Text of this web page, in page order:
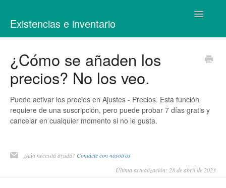
Existencias e inventario
Alternar
¿Cómo se añaden los
precios? No los veo.
Puede activar los precios en Ajustes - Precios. Esta función
requiere de una suscripción, pero puede probar 7 días gratis y
cancelar en cualquier momento si no le gusta.
¿Aún necesita ayuda? Contacte con nosotros
Última actualización: 28 de abril de 2023